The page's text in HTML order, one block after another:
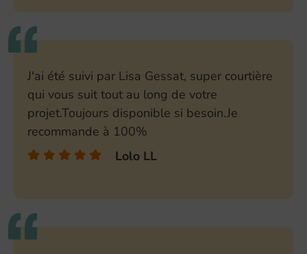
J'ai été suivi par Lisa Gessat, super courtière
qui vous suit tout au long de votre
projet.Toujours disponible si besoin.Je
recommande à 100%
Lolo LL